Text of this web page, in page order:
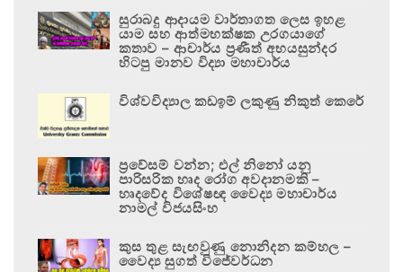
සුරාබදු ආදායම වාර්තාගත ලෙස ඉහළ
යාම සහ ආත්මභක්ෂක උරගයාගේ
කතාව – ආචාර්ය ප්‍රණීත් අභයසුන්දර
හිටපු මානව විද්‍යා මහාචාර්ය
විශ්වවිද්‍යාල කඩඉම් ලකුණු නිකුත් කෙරේ
ප්‍රවේසම් වන්න; එල් නිනෝ යනු
පාරිසරික හෘද රෝග අවදානමකි –
හෘදවේද විශේෂඥ වෛද්‍ය මහාචාර්ය
නාමල් විජයසිංහ
කුස තුළ සැඟවුණු නොනිදන කම්හල –
වෛද්‍ය සුගත් විජේවර්ධන